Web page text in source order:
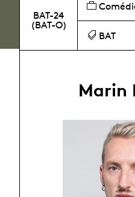
BAT-24
(BAT-O)
BAT